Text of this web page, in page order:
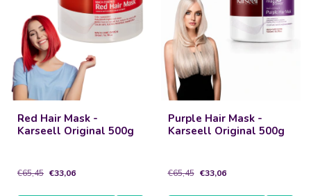
Red Hair Mask -
Karseell Original 500g
€65,45 €33,06
Purple Hair Mask -
Karseell Original 500g
€65,45 €33,06